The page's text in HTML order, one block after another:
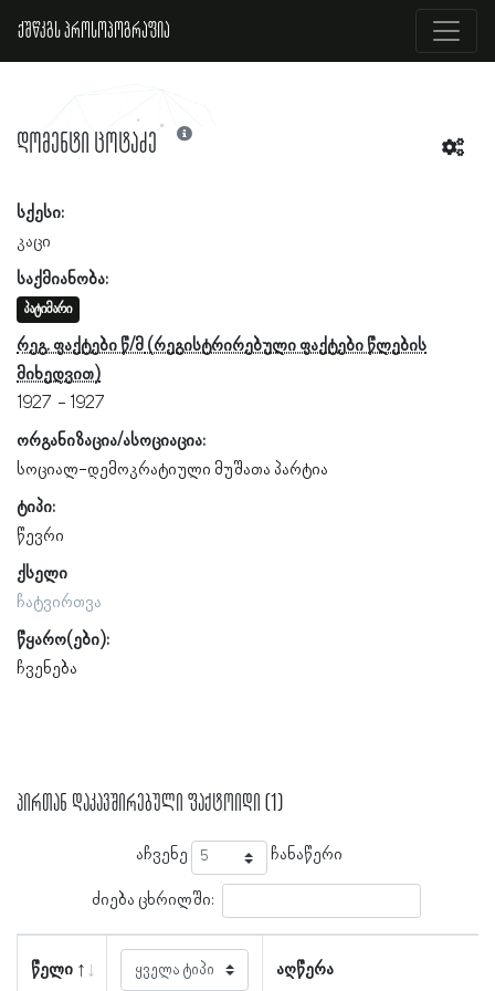
ქშწკგს პროსოპოგრაფია
დომენტი ცოტაძე
სქესი:
კაცი
საქმიანობა:
პატიმარი
რეგ. ფაქტები წ/მ
1927
1927
ორგანიზაცია/ასოციაცია:
სოციალ-დემოკრატიული მუშათა პარტია
ტიპი:
წევრი
ქსელი
ჩატვირთვა
წყარო(ები):
ჩვენება
პირთან დაკავშირებული ფაქტოიდი (1)
აჩვენე ჩანაწერი
ძიება ცხრილში:
წელი აღწერა